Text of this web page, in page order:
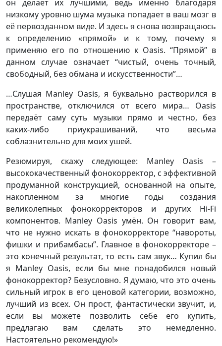
он делает их лучшими, ведь именно благодаря
низкому уровню шума музыка попадает в ваш мозг в
её первозданном виде. И здесь я снова возвращаюсь
к определению «прямой» и к тому, почему я
применяю его по отношению к Oasis. “Прямой” в
данном случае означает “чистый, очень точный,
свободный, без обмана и искусственности”…
…Слушая Manley Oasis, я буквально растворился в
пространстве, отключился от всего мира… Oasis
передаёт саму суть музыки прямо и честно, без
каких-либо приукрашиваний, что весьма
соблазнительно для моих ушей.
Резюмируя, скажу следующее: Manley Oasis –
высококачественный фонокорректор, с эффективной
продуманной конструкцией, основанной на опыте,
накопленном за многие годы создания
великолепных фонокорректоров и других Hi-Fi
компонентов. Manley Oasis умён. Он говорит вам,
что не нужно искать в фонокорректоре “навороты,
фишки и прибамбасы”. Главное в фонокорректоре –
это конечный результат, то есть сам звук… Купил бы
я Manley Oasis, если бы мне понадобился новый
фонокорректор? Безусловно. Я думаю, что это очень
сильный игрок в его ценовой категории, возможно,
лучший из всех. Он прост, фантастически звучит, и,
если вы можете позволить себе его купить,
предлагаю вам сделать это немедленно.
Настоятельно рекомендую!»